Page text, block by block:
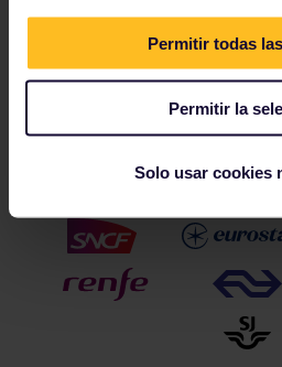
Permitir todas
Permitir la
Solo usar cookies
Nuestros